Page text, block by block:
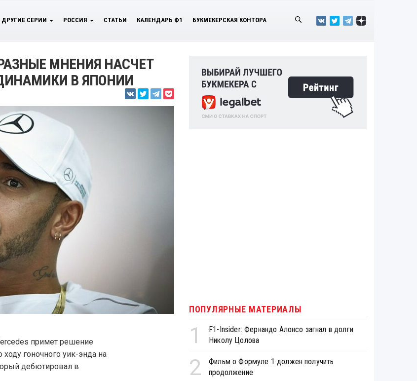
ДРУГИЕ СЕРИИ РОССИЯ СТАТЬИ КАЛЕНДАРЬ Ф1 БУКМЕКЕРСКАЯ КОНТОРА
МНЕНИЯ НАСЧЕТ
В ЯПОНИИ
примет решение
ходу гоночного уик-энда на
дебютировал в
ПОПУЛЯРНЫЕ МАТЕРИАЛЫ
1
F1-Insider: Фернандо Алонсо загнал в долги
Николу Цолова
2
Фильм о Формуле 1 должен получить
продолжение